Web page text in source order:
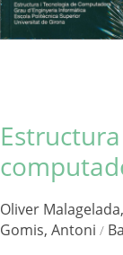
Oliver
Gomis, Antoni /